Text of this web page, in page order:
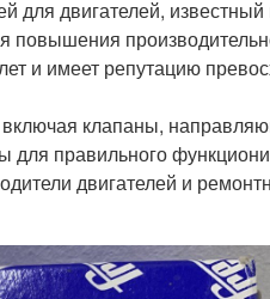
для двигателей,
повышения
и имеет репутацию
включая клапаны,
для правильного
двигателей и